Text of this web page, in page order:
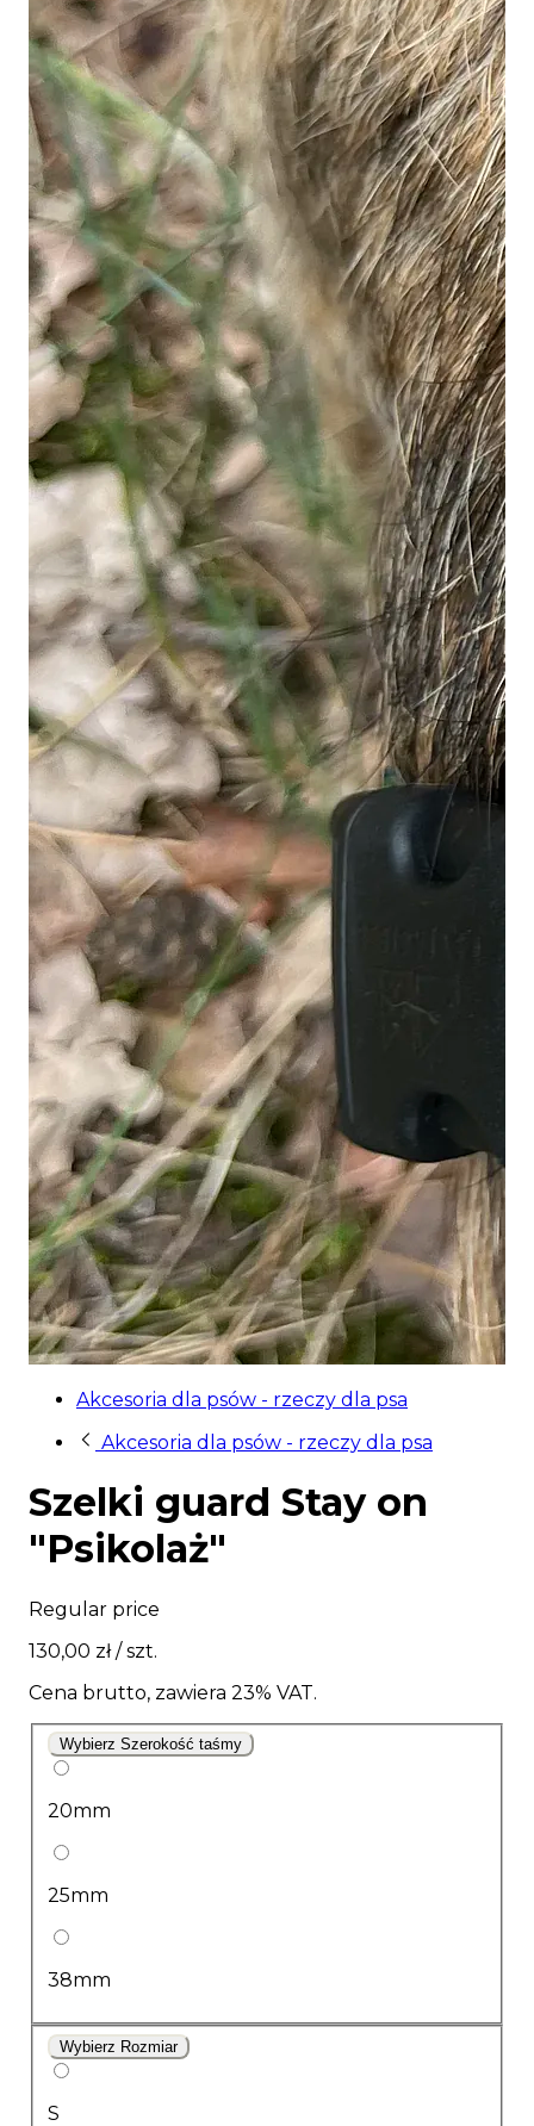
Akcesoria dla psów - rzeczy dla psa
Akcesoria dla psów - rzeczy dla psa
Szelki guard Stay on
"Psikolaż"
Regular price
130,00 zł/ szt.
Cena brutto, zawiera 23% VAT.
Wybierz Szerokość taśmy
20mm
25mm
38mm
Wybierz Rozmiar
S